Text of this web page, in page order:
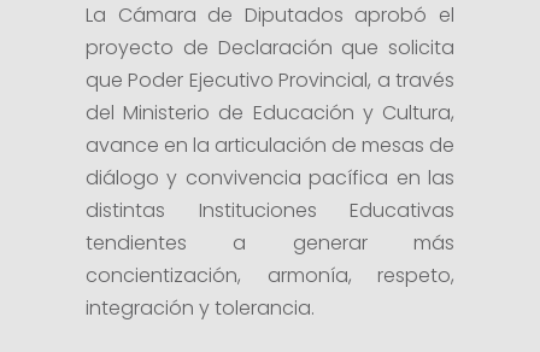
La Cámara de Diputados aprobó el
proyecto de Declaración que solicita
que Poder Ejecutivo Provincial, a través
del Ministerio de Educación y Cultura,
avance en la articulación de mesas de
diálogo y convivencia pacífica en las
distintas Instituciones Educativas
tendientes a generar más
concientización, armonía, respeto,
integración y tolerancia.